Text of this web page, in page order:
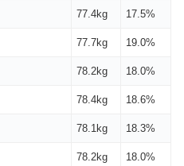
77.4kg 17.5%
77.7kg 19.0%
78.2kg 18.0%
78.4kg 18.6%
78.1kg 18.3%
78.2kg 18.0%